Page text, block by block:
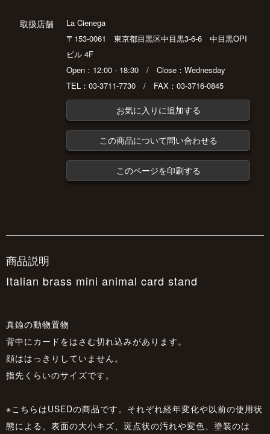
取扱店舗
La Cienega
〒153-0061 東京都目黒区中目黒3-6-6 中目黒OPI
ビル 4F
Open：12:00 - 18:30 / Close：Wednesday
TEL：03-3711-7730 / FAX：03-3716-0845
お気に入りに追加する
この商品について問い合わせる
このページを印刷する
商品説明
Italian brass mini animal card stand
真鍮の動物置物
背中にカードをはさむ切れ込みがあります。
顔ははっきりしていません。
指先くらいのサイズです。
※こちらはUSEDの商品です。それぞれ経年変化や以前の使用状
態による、表面の大小キズ、斑点状の汚れや変色、塗装のは